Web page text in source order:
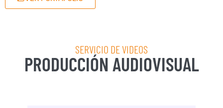
SERVICIO DE VIDEOS
PRODUCCIÓN AUDIOVISUAL